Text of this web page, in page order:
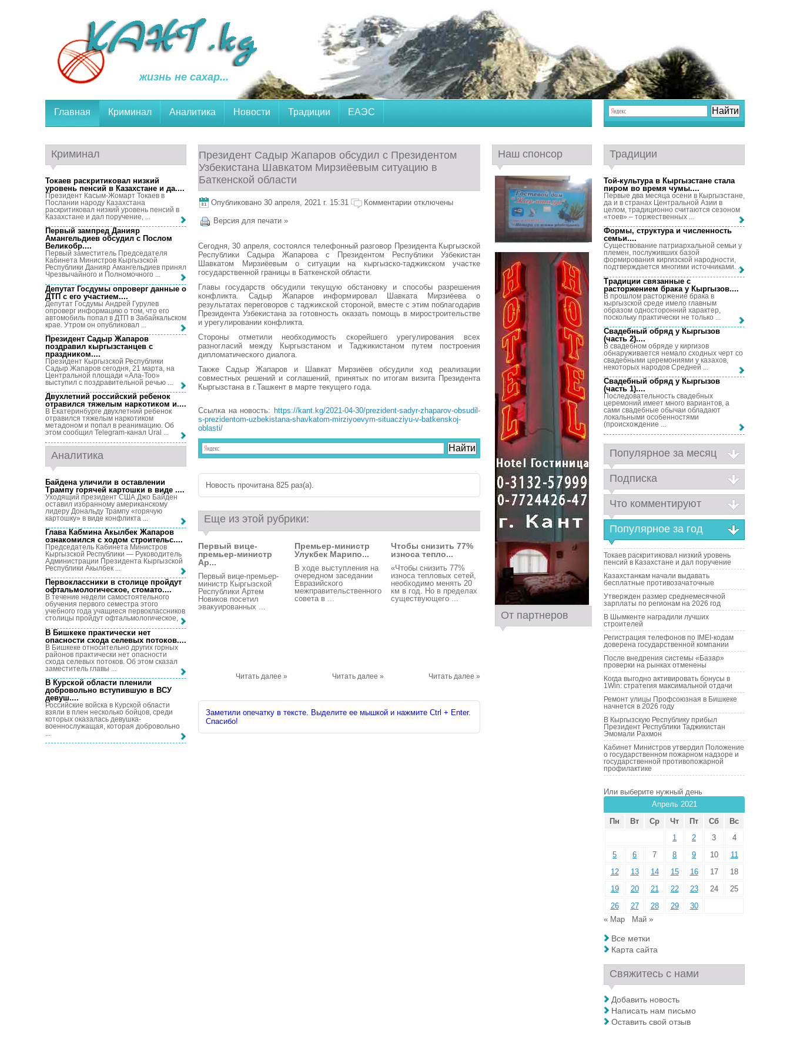
жизнь не сахар...
Главная Криминал Аналитика Новости Традиции ЕАЭС
Президент Садыр Жапаров обсудил с Президентом
Узбекистана Шавкатом Мирзиёевым ситуацию в
Баткенской области
Опубликовано 30 апреля, 2021 г. 15:31 Комментарии отключены
Версия для печати »
Сегодня, 30 апреля, состоялся телефонный разговор Президента Кыргызской
Республики Садыра Жапарова с Президентом Республики Узбекистан
Шавкатом Мирзиёевым о ситуации на кыргызско-таджикском участке
государственной границы в Баткенской области.
Главы государств обсудили текущую обстановку и способы разрешения
конфликта. Садыр Жапаров информировал Шавката Мирзиёева о
результатах переговоров с таджикской стороной, вместе с этим поблагодарив
Президента Узбекистана за готовность оказать помощь в миростроительстве
и урегулировании конфликта.
Стороны отметили необходимость скорейшего урегулирования всех
разногласий между Кыргызстаном и Таджикистаном путем построения
дипломатического диалога.
Также Садыр Жапаров и Шавкат Мирзиёев обсудили ход реализации
совместных решений и соглашений, принятых по итогам визита Президента
Кыргызстана в г.Ташкент в марте текущего года.
Ссылка на новость: https://kant.kg/2021-04-30/prezident-sadyr-zhaparov-obsudil-
s-prezidentom-uzbekistana-shavkatom-mirziyoevym-situacziyu-v-batkenskoj-
oblasti/
Новость прочитана 825 раз(a).
Еще из этой рубрики:
Первый вице-
премьер-министр
Ар...
Первый вице-премьер-
министр Кыргызской
Республики Артем
Новиков посетил
эвакуированных ...
Читать далее »
Премьер-министр
Улукбек Марипо...
В ходе выступления на
очередном заседании
Евразийского
межправительственного
совета в ...
Читать далее »
Чтобы снизить 77%
износа тепло...
«Чтобы снизить 77%
износа тепловых сетей,
необходимо менять 20
км в год. Но в пределах
существующего ...
Читать далее »
Заметили опечатку в тексте. Выделите ее мышкой и нажмите Ctrl + Enter.
Спасибо!
Криминал
Токаев раскритиковал низкий
уровень пенсий в Казахстане и да....
Президент Касым-Жомарт Токаев в
Послании народу Казахстана
раскритиковал низкий уровень пенсий в
Казахстане и дал поручение, ...
Первый зампред Данияр
Амангельдиев обсудил с Послом
Великобр....
Первый заместитель Председателя
Кабинета Министров Кыргызской
Республики Данияр Амангельдиев принял
Чрезвычайного и Полномочного ...
Депутат Госдумы опроверг данные о
ДТП с его участием....
Депутат Госдумы Андрей Гурулев
опроверг информацию о том, что его
автомобиль попал в ДТП в Забайкальском
крае. Утром он опубликовал ...
Президент Садыр Жапаров
поздравил кыргызстанцев с
праздником....
Президент Кыргызской Республики
Садыр Жапаров сегодня, 21 марта, на
Центральной площади «Ала-Тоо»
выступил с поздравительной речью ...
Двухлетний российский ребенок
отравился тяжелым наркотиком и....
В Екатеринбурге двухлетний ребенок
отравился тяжелым наркотиком
метадоном и попал в реанимацию. Об
этом сообщил Telegram-канал Ural ...
Аналитика
Байдена уличили в оставлении
Трампу горячей картошки в виде ....
Уходящий президент США Джо Байден
оставил избранному американскому
лидеру Дональду Трампу «горячую
картошку» в виде конфликта ...
Глава Кабмина Акылбек Жапаров
ознакомился с ходом строительс....
Председатель Кабинета Министров
Кыргызской Республики — Руководитель
Администрации Президента Кыргызской
Республики Акылбек ...
Первоклассники в столице пройдут
офтальмологическое, стомато....
В течение недели самостоятельного
обучения первого семестра этого
учебного года учащиеся первоклассников
столицы пройдут офтальмологическое, ...
В Бишкеке практически нет
опасности схода селевых потоков....
В Бишкеке относительно других горных
районов практически нет опасности
схода селевых потоков. Об этом сказал
заместитель главы ...
В Курской области пленили
добровольно вступившую в ВСУ
девуш....
Российские войска в Курской области
взяли в плен несколько бойцов, среди
которых оказалась девушка-
военнослужащая, которая добровольно
...
Наш спонсор
От партнеров
Традиции
Той-культура в Кыргызстане стала
пиром во время чумы....
Первые два месяца осени в Кыргызстане,
да и в странах Центральной Азии в
целом, традиционно считаются сезоном
«тоев» – торжественных ...
Формы, структура и численность
семьи....
Существование патриархальной семьи у
племен, послуживших базой
формирования киргизской народности,
подтверждается многими источниками. ...
Традиции связанные с
расторжением брака у Кыргызов....
В прошлом расторжение брака в
кыргызской среде имело главным
образом односторонний характер,
поскольку практически не только ...
Свадебный обряд у Кыргызов
(часть 2)....
В свадебном обряде у киргизов
обнаруживается немало сходных черт со
свадебными церемониями у казахов,
некоторых народов Средней ...
Свадебный обряд у Кыргызов
(часть 1)....
Последовательность свадебных
церемоний имеет много вариантов, а
сами свадебные обычаи обладают
локальными особенностями
(происхождение ...
Популярное за месяц
Подписка
Что комментируют
Популярное за год
Токаев раскритиковал низкий уровень
пенсий в Казахстане и дал поручение
Казахстанкам начали выдавать
бесплатные противозачаточные
Утвержден размер среднемесячной
зарплаты по регионам на 2026 год
В Шымкенте наградили лучших
строителей
Регистрация телефонов по IMEI-кодам
доверена государственной компании
После внедрения системы «Базар»
проверки на рынках отменены
Когда выгодно активировать бонусы в
1Win: стратегия максимальной отдачи
Ремонт улицы Профсоюзная в Бишкеке
начнется в 2026 году
В Кыргызскую Республику прибыл
Президент Республики Таджикистан
Эмомали Рахмон
Кабинет Министров утвердил Положение
о государственном пожарном надзоре и
государственной противопожарной
профилактике
Или выберите нужный день
Апрель 2021
Пн
Вт Ср Чт Пт Сб
Вс
1
2 3
4
5
6 7 8 9 10
11
12
13 14 15 16 17
18
19
20 21 22 23 24
25
26
27 28 29
30
« Мар
Май »
Все метки
Карта сайта
Свяжитесь с нами
Добавить новость
Написать нам письмо
Оставить свой отзыв